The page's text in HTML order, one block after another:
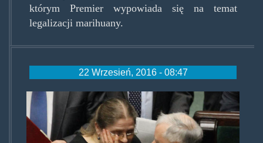
którym Premier wypowiada się na temat
legalizacji marihuany.
22 Wrzesień, 2016 - 08:47
palwowiczkaczynski.jpg